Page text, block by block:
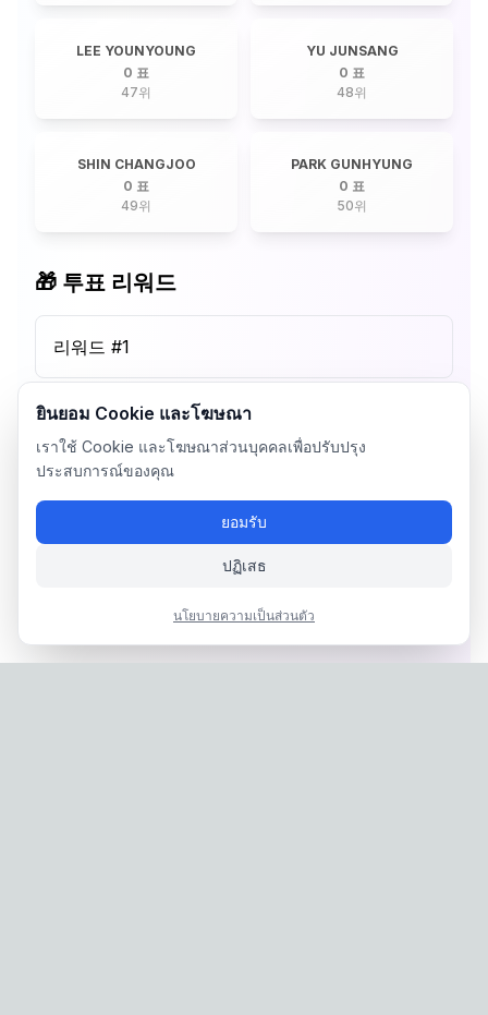
LEE YOUNYOUNG
0 표
47위
YU JUNSANG
0 표
48위
SHIN CHANGJOO
0 표
49위
PARK GUNHYUNG
0 표
50위
🎁 투표 리워드
리워드 #1
ยินยอม Cookie และโฆษณา
เราใช้ Cookie และโฆษณาส่วนบุคคลเพื่อปรับปรุง
ประสบการณ์ของคุณ
ยอมรับ
ปฏิเสธ
นโยบายความเป็นส่วนตัว